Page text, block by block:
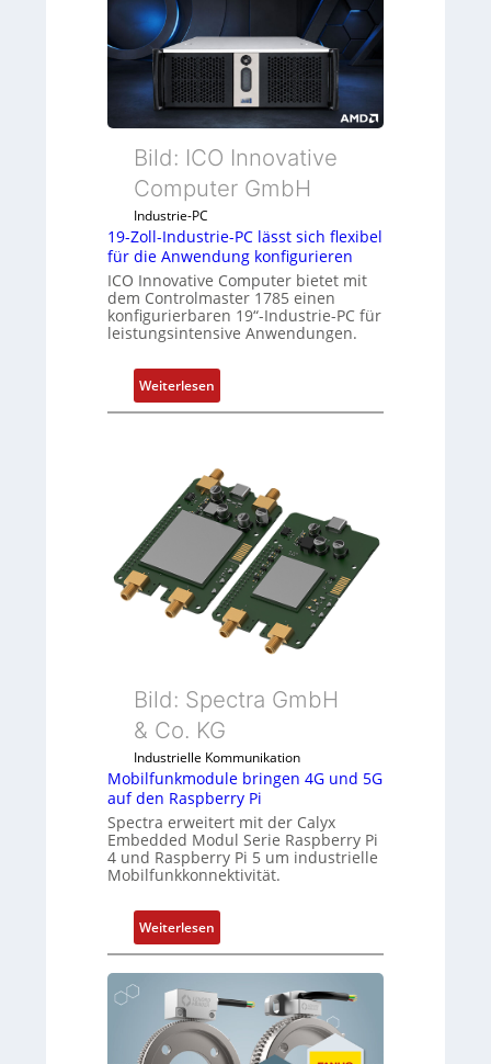
k
a
u
s
g
l
i
h
e
l
e
n
m
i
t
p
e
z
m
e
m
b
r
a
n
e
Bild: ICO Innovative
Computer GmbH
Industrie-PC
19-Zoll-Industrie-PC lässt sich flexibel
für die Anwendung konfigurieren
ICO Innovative Computer bietet mit
dem Controlmaster 1785 einen
konfigurierbaren 19“-Industrie-PC für
leistungsintensive Anwendungen.
Weiterlesen
1
Z
o
l
-
I
n
d
t
r
i
e
-
P
C
l
s
t
i
c
h
Bild: Spectra GmbH
& Co. KG
Industrielle Kommunikation
Mobilfunkmodule bringen 4G und 5G
auf den Raspberry Pi
Spectra erweitert mit der Calyx
Embedded Modul Serie Raspberry Pi
4 und Raspberry Pi 5 um industrielle
Mobilfunkkonnektivität.
Weiterlesen
M
o
b
i
l